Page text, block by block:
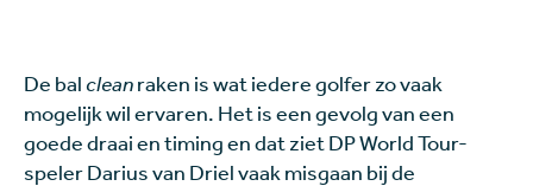
De balcleanraken is wat iedere golfer zo vaak
mogelijk wil ervaren. Het is een gevolg van een
goede draai en timing en dat ziet DP World Tour-
speler Darius van Driel vaak misgaan bij de